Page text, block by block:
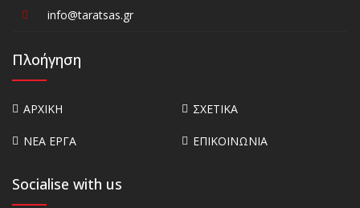
info@taratsas.gr
Πλοήγηση
ΑΡΧΙΚΗ ΣΧΕΤΙΚΑ
ΝΕΑ ΕΡΓΑ ΕΠΙΚΟΙΝΩΝΙΑ
Socialise with us